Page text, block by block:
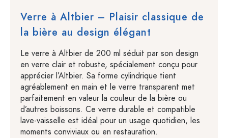
Verre à Altbier – Plaisir classique de
la bière au design élégant
Le verre à Altbier de 200 ml séduit par son design
en verre clair et robuste, spécialement conçu pour
apprécier l’Altbier. Sa forme cylindrique tient
agréablement en main et le verre transparent met
parfaitement en valeur la couleur de la bière ou
d’autres boissons. Ce verre durable et compatible
lave-vaisselle est idéal pour un usage quotidien, les
moments conviviaux ou en restauration.